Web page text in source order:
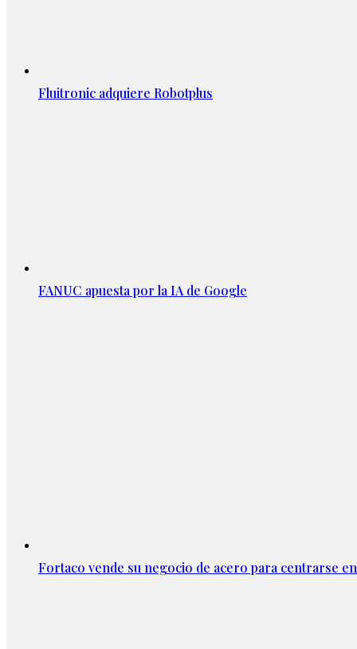
Fluitronic adquiere Robotplus
FANUC apuesta por la IA de Google
Fortaco vende su negocio de acero para centrarse